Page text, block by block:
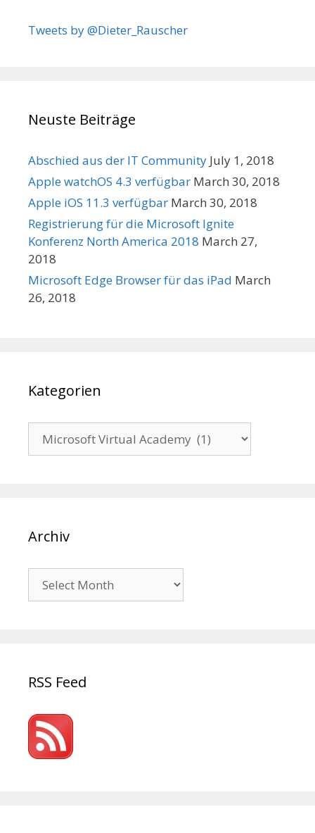
Tweets by @Dieter_Rauscher
Neuste Beiträge
Abschied aus der IT Community July 1, 2018
Apple watchOS 4.3 verfügbar March 30, 2018
Apple iOS 11.3 verfügbar March 30, 2018
Registrierung für die Microsoft Ignite
Konferenz North America 2018 March 27,
2018
Microsoft Edge Browser für das iPad March
26, 2018
Kategorien
Archiv
RSS Feed